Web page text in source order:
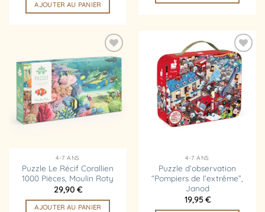
AJOUTER AU PANIER
Ajouter
à la
liste
d’envies
4-7 ANS
Puzzle Le Récif Corallien
1000 Pièces, Moulin Roty
29,90 €
AJOUTER AU PANIER
Ajouter
à la
liste
d’envies
4-7 ANS
Puzzle d’observation
“Pompiers de l’extrême”,
Janod
19,95€